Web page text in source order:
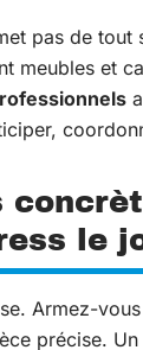
pas de tout
meubles et
le
Armez-vous
précise. Un